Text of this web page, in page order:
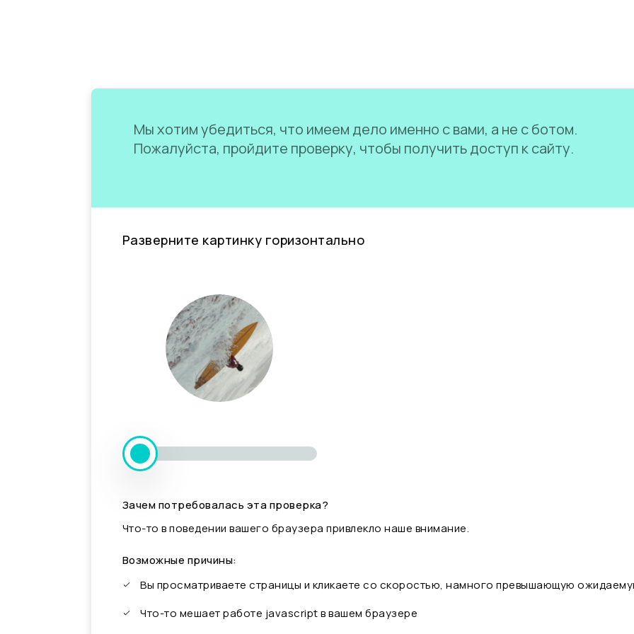
Мы хотим убедиться, что имеем дело именно с вами, а не с ботом.
Пожалуйста, пройдите проверку, чтобы получить доступ к сайту.
Разверните картинку горизонтально
Зачем потребовалась эта проверка?
Что-то в поведении вашего браузера привлекло наше внимание.
Возможные причины:
Вы просматриваете страницы и кликаете со скоростью, намного превышающую
Что-то мешает работе javascript в вашем браузере